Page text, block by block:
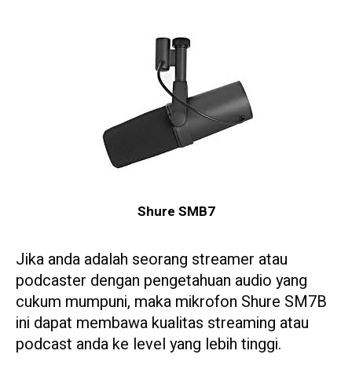
Shure SMB7
Jika anda adalah seorang streamer atau
podcaster dengan pengetahuan audio yang
cukum mumpuni, maka mikrofon Shure SM7B
ini dapat membawa kualitas streaming atau
podcast anda ke level yang lebih tinggi.